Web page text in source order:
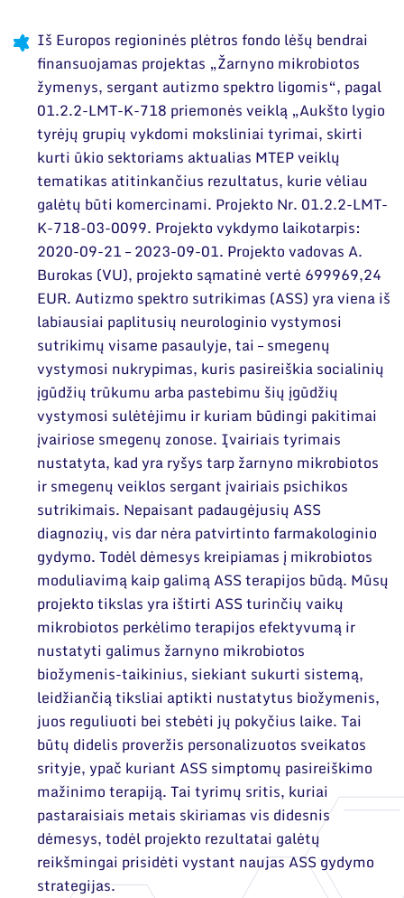
Iš Europos regioninės plėtros fondo lėšų bendrai
finansuojamas projektas „Žarnyno mikrobiotos
žymenys, sergant autizmo spektro ligomis“, pagal
01.2.2-LMT-K-718 priemonės veiklą „Aukšto lygio
tyrėjų grupių vykdomi moksliniai tyrimai, skirti
kurti ūkio sektoriams aktualias MTEP veiklų
tematikas atitinkančius rezultatus, kurie vėliau
galėtų būti komercinami. Projekto Nr. 01.2.2-LMT-
K-718-03-0099. Projekto vykdymo laikotarpis:
2020-09-21 – 2023-09-01. Projekto vadovas A.
Burokas (VU), projekto sąmatinė vertė 699969,24
EUR. Autizmo spektro sutrikimas (ASS) yra viena iš
labiausiai paplitusių neurologinio vystymosi
sutrikimų visame pasaulyje, tai – smegenų
vystymosi nukrypimas, kuris pasireiškia socialinių
įgūdžių trūkumu arba pastebimu šių įgūdžių
vystymosi sulėtėjimu ir kuriam būdingi pakitimai
įvairiose smegenų zonose. Įvairiais tyrimais
nustatyta, kad yra ryšys tarp žarnyno mikrobiotos
ir smegenų veiklos sergant įvairiais psichikos
sutrikimais. Nepaisant padaugėjusių ASS
diagnozių, vis dar nėra patvirtinto farmakologinio
gydymo. Todėl dėmesys kreipiamas į mikrobiotos
moduliavimą kaip galimą ASS terapijos būdą. Mūsų
projekto tikslas yra ištirti ASS turinčių vaikų
mikrobiotos perkėlimo terapijos efektyvumą ir
nustatyti galimus žarnyno mikrobiotos
biožymenis-taikinius, siekiant sukurti sistemą,
leidžiančią tiksliai aptikti nustatytus biožymenis,
juos reguliuoti bei stebėti jų pokyčius laike. Tai
būtų didelis proveržis personalizuotos sveikatos
srityje, ypač kuriant ASS simptomų pasireiškimo
mažinimo terapiją. Tai tyrimų sritis, kuriai
pastaraisiais metais skiriamas vis didesnis
dėmesys, todėl projekto rezultatai galėtų
reikšmingai prisidėti vystant naujas ASS gydymo
strategijas.